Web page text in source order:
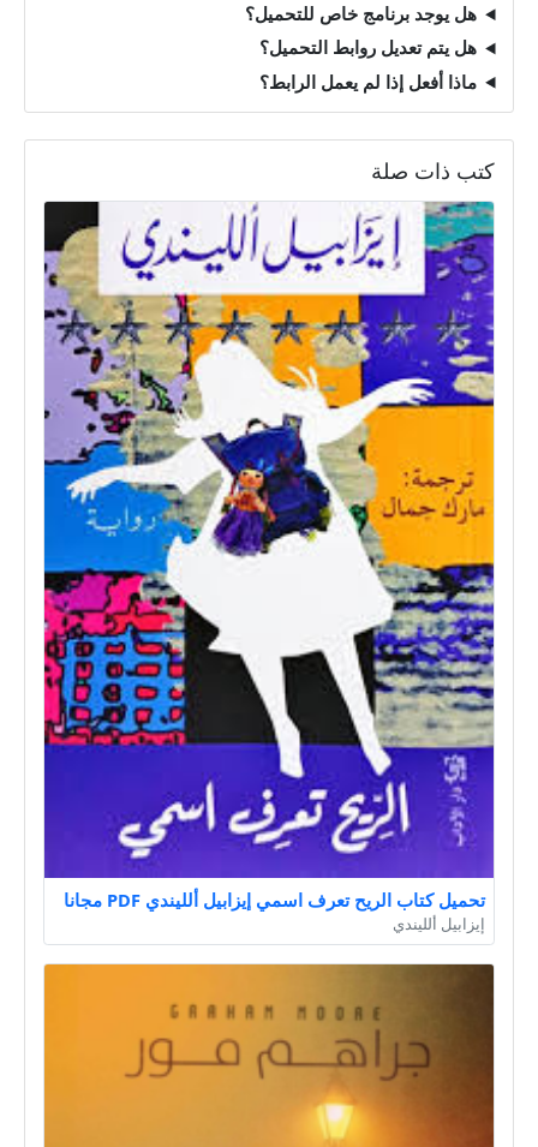
هل يوجد برنامج خاص للتحميل؟
هل يتم تعديل روابط التحميل؟
ماذا أفعل إذا لم يعمل الرابط؟
كتب ذات صلة
تحميل كتاب الريح تعرف اسمي إيزابيل ألليندي PDF مجانا
إيزابيل ألليندي